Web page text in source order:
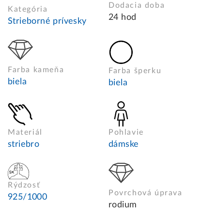
Kategória
Strieborné prívesky
Dodacia doba
24 hod
Farba kameňa
biela
Farba šperku
biela
Materiál
striebro
Pohlavie
dámske
Rýdzosť
925/1000 Povrchová úprava
rodium